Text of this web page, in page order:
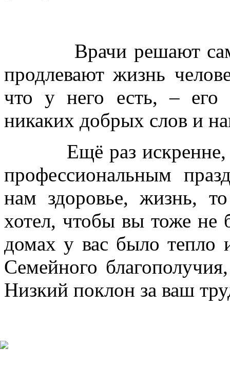
Врачи решают самую
продлевают жизнь
что у него есть, – его
никаких добрых слов и
Ещё раз искренне, от
профессиональным
нам здоровье, жизнь,
хотел, чтобы вы тоже не
домах у вас было
Семейного
Низкий поклон за ваш